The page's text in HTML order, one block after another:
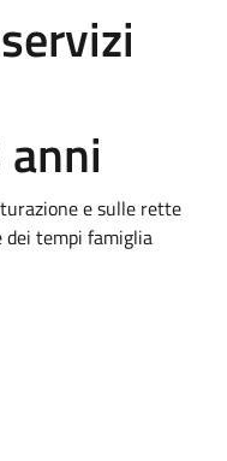
e sulle rette
dei tempi famiglia